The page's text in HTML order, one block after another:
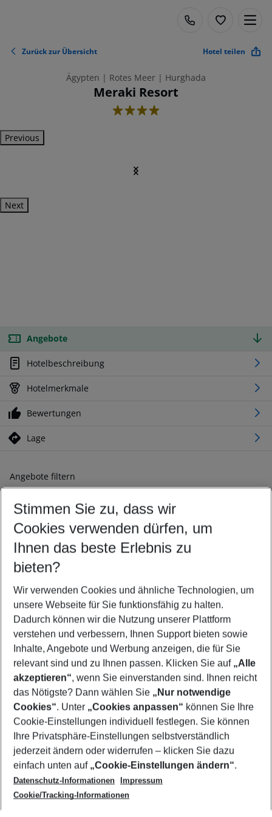
Zurück zur Übersicht Hotel teilen
Ägypten | Rotes Meer | Hurghada
Meraki Resort
4
Previous
Next
Angebote
Hotelbeschreibung
Hotelmerkmale
Bewertungen
Lage
Angebote filtern
Ändern Sie Ihre Kriterien nach Ihren Wünschen
Abflughafen wählen
Beliebiger Abflughafen
Reisezeitraum wählen
12.08.26– 10.08.27 5-8 Nächte
2 Erwachsene Keine Kinder
Mehr Filter anzeigen
Footer
Footer navigation
Über uns
AGB
Cookie-Einstellungen ändern
Cookie-Richtlinie
Datenschutz
Service & Hilfe
Barrierefreies Reisen
Check-in
Folgen Sie uns
Stimmen Sie zu, dass wir
Cookies verwenden dürfen, um
Ihnen das beste Erlebnis zu
bieten?
Wir verwenden Cookies und ähnliche Technologien, um
unsere Webseite für Sie funktionsfähig zu halten.
Dadurch können wir die Nutzung unserer Plattform
verstehen und verbessern, Ihnen Support bieten sowie
Inhalte, Angebote und Werbung anzeigen, die für Sie
relevant sind und zu Ihnen passen. Klicken Sie auf „Alle
akzeptieren“, wenn Sie einverstanden sind. Ihnen reicht
das Nötigste? Dann wählen Sie „Nur notwendige
Cookies“. Unter „Cookies anpassen“ können Sie Ihre
Cookie-Einstellungen individuell festlegen. Sie können
Ihre Privatsphäre-Einstellungen selbstverständlich
jederzeit ändern oder widerrufen – klicken Sie dazu
einfach unten auf „Cookie-Einstellungen ändern“.
Datenschutz-Informationen
Impressum
Cookie/Tracking-Informationen